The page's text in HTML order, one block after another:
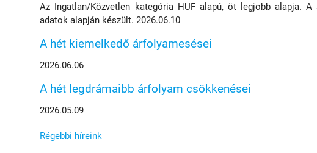
Az Ingatlan/Közvetlen kategória HUF alapú, öt legjobb alapja. A
adatok alapján készült. 2026.06.10
A hét kiemelkedő árfolyamesései
2026.06.06
A hét legdrámaibb árfolyam csökkenései
2026.05.09
Régebbi híreink